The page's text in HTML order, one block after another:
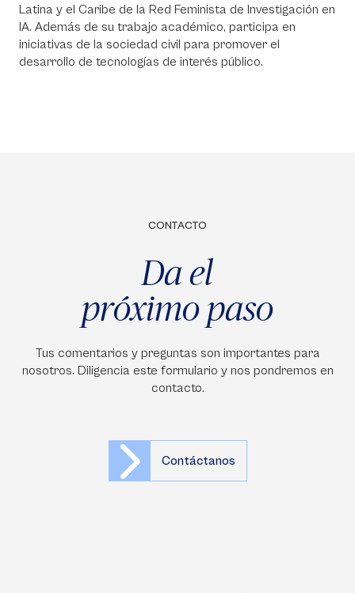
Latina y el Caribe de la Red Feminista de Investigación en
IA. Además de su trabajo académico, participa en
iniciativas de la sociedad civil para promover el
desarrollo de tecnologías de interés público.
CONTACTO
Da el
próximo paso
Tus comentarios y preguntas son importantes para
nosotros. Diligencia este formulario y nos pondremos en
contacto.
Contáctanos